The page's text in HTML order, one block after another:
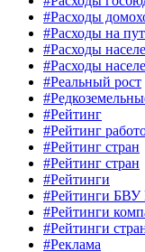
#Расходы
#Расходы на
#Расходы
#Расходы
#Реальный рост
#Рейтинг
#Рейтинг
#Рейтинг стран
#Рейтинг стран
#Рейтинги
#Рейтинги БВУ
#Рейтинги
#Рейтинги
#Реклама